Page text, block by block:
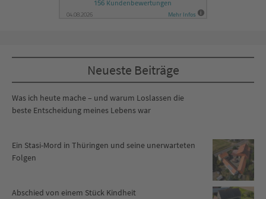
Neueste Beiträge
Was ich heute mache – und warum Loslassen die
beste Entscheidung meines Lebens war
Ein Stasi-Mord in Thüringen und seine unerwarteten
Folgen
Abschied von einem Stück Kindheit